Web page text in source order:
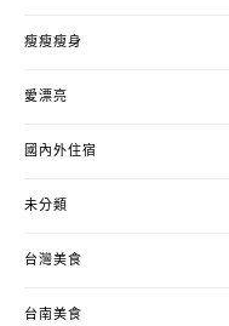
瘦瘦瘦身
愛漂亮
國內外住宿
未分類
台灣美食
台南美食